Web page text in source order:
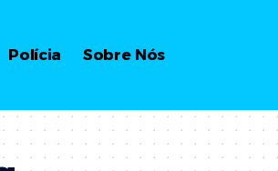
Polícia Sobre Nós